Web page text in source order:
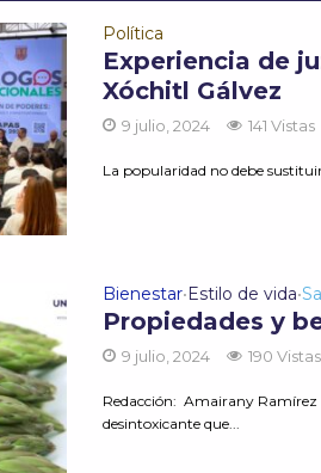
Política
Experiencia de
Xóchitl Gálvez
9 julio, 2024 141 Vistas
La popularidad no debe
Bienestar• Estilo de vida•
Propiedades y
9 julio, 2024 190 Vistas
Redacción: Amairany
desintoxicante que...